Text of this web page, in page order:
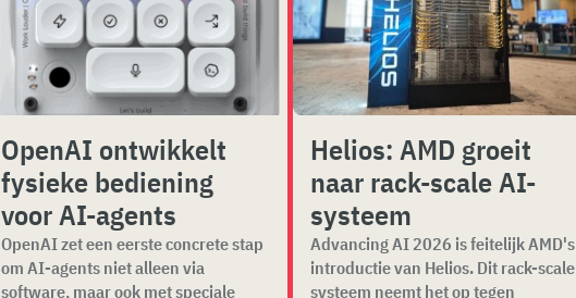
OpenAI ontwikkelt
fysieke bediening
voor AI-agents
OpenAI zet een eerste concrete stap
om AI-agents niet alleen via
software, maar ook met speciale
Helios: AMD groeit
naar rack-scale AI-
systeem
Advancing AI 2026 is feitelijk AMD's
introductie van Helios. Dit rack-scale
systeem neemt het op tegen